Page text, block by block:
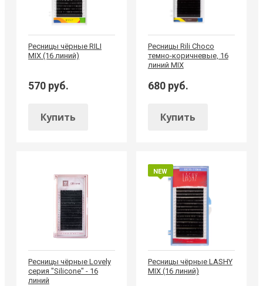
Ресницы чёрные RILI
MIX (16 линий)
570 руб.
Купить
Ресницы Rili Choco
темно-коричневые, 16
линий MIX
680 руб.
Купить
Ресницы чёрные Lovely
серия "Silicone" - 16
линий
NEW
Ресницы чёрные LASHY
MIX (16 линий)